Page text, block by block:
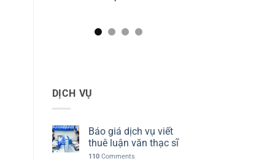
DỊCH VỤ
Báo giá dịch vụ viết
thuê luận văn thạc sĩ
110Comments